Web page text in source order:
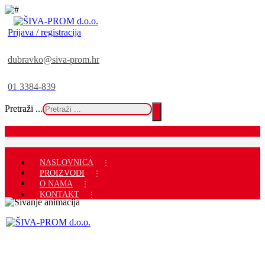
Prijava / registracija
dubravko@siva-prom.hr
01 3384-839
Pretraži ...
NASLOVNICA
PROIZVODI
O NAMA
KONTAKT